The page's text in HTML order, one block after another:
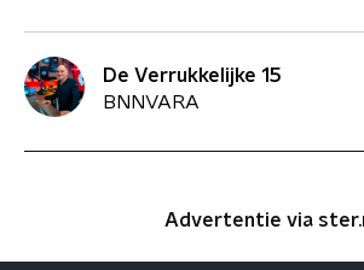
De Verrukkelijke 15
BNNVARA
Advertentie via